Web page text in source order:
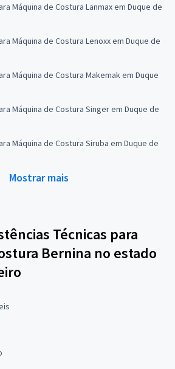
Máquina de Costura Lanmax em Duque de
Máquina de Costura Lenoxx em Duque de
Máquina de Costura Makemak em Duque
Máquina de Costura Singer em Duque de
Máquina de Costura Siruba em Duque de
Mostrar mais
Técnicas para
Bernina no estado